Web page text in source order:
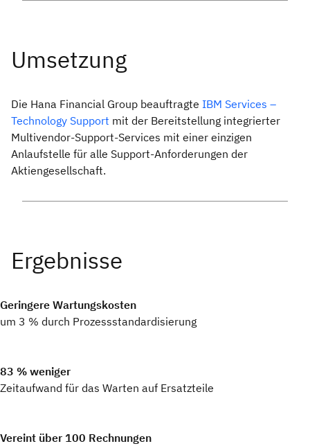
Die Hana Financial Group beauftragte IBM Services –
Technology Support mit der Bereitstellung integrierter
Multivendor-Support-Services mit einer einzigen
Anlaufstelle für alle Support-Anforderungen der
Aktiengesellschaft.
Geringere Wartungskosten
um 3 % durch Prozessstandardisierung
83 % weniger
Zeitaufwand für das Warten auf Ersatzteile
Vereint über 100 Rechnungen